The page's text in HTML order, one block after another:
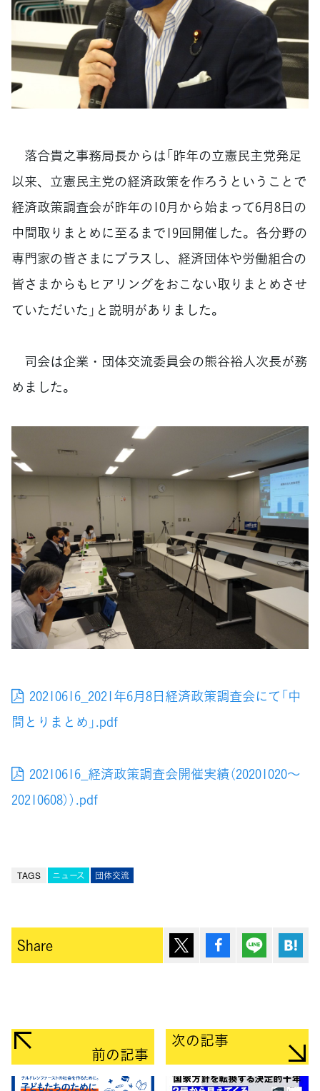
落合貴之事務局長からは「昨年の立憲民主党発足
以来、立憲民主党の経済政策を作ろうということで
経済政策調査会が昨年の10月から始まって6月8日の
中間取りまとめに至るまで19回開催した。各分野の
専門家の皆さまにプラスし、経済団体や労働組合の
皆さまからもヒアリングをおこない取りまとめさせ
ていただいた」と説明がありました。
司会は企業・団体交流委員会の熊谷裕人次長が務
めました。
20210616_2021年6月8日経済政策調査会にて「中
間とりまとめ」.pdf
20210616_経済政策調査会開催実績（20201020～
20210608））.pdf
TAGS ニュース 団体交流
Share ポスト シェア Lineで送
前の記事
次の記事